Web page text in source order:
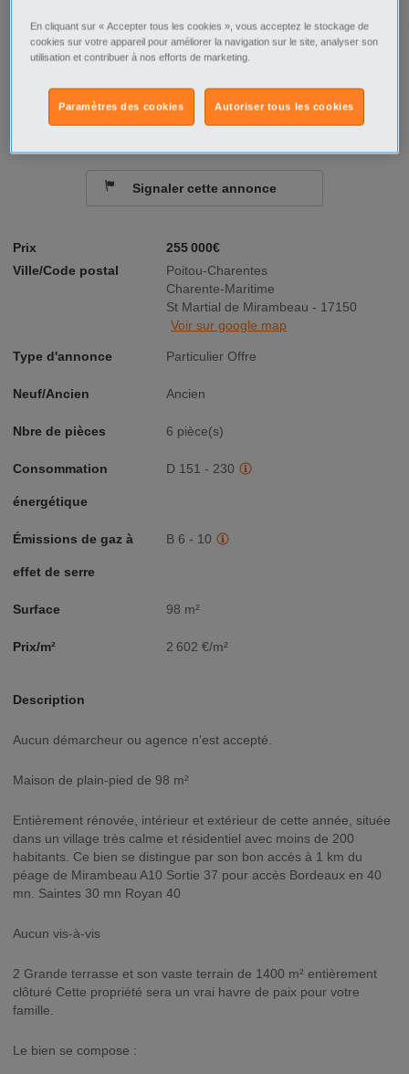
Prix
255 000€
Ville/Code postal
Poitou-Charentes
Charente-Maritime
St Martial de Mirambeau - 17150
Voir sur google map
Type d'annonce Particulier Offre
Neuf/Ancien Ancien
Nbre de pièces 6 pièce(s)
Consommation
énergétique
D 151 - 230
Émissions de gaz à
effet de serre
B 6 - 10
Surface 98 m²
Prix/m² 2 602 €/m²
Description
Aucun démarcheur ou agence n'est accepté.
Maison de plain-pied de 98 m²
Entièrement rénovée, intérieur et extérieur de cette année, située
dans un village très calme et résidentiel avec moins de 200
habitants. Ce bien se distingue par son bon accès à 1 km du
péage de Mirambeau A10 Sortie 37 pour accès Bordeaux en 40
mn. Saintes 30 mn Royan 40
Aucun vis-à-vis
2 Grande terrasse et son vaste terrain de 1400 m² entièrement
clôturé Cette propriété sera un vrai havre de paix pour votre
famille.
Le bien se compose :
Tel
Contacter par email
Signaler cette annonce
En cliquant sur « Accepter tous les cookies », vous acceptez le stockage de
cookies sur votre appareil pour améliorer la navigation sur le site, analyser son
utilisation et contribuer à nos efforts de marketing.
Autoriser tous les cookies
Paramètres des cookies